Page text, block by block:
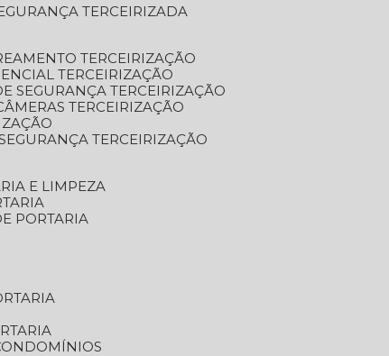
TERCEIRIZADA
TERCEIRIZAÇÃO
TERCEIRIZAÇÃO
SEGURANÇA TERCEIRIZAÇÃO
TERCEIRIZAÇÃO
TERCEIRIZAÇÃO
E LIMPEZA
PORTARIA